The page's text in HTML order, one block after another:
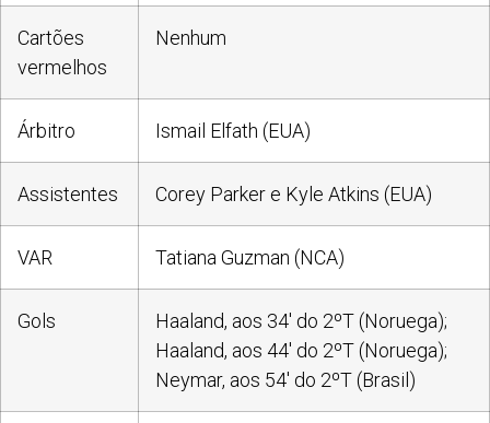
Cartões
vermelhos
Nenhum
Árbitro Ismail Elfath (EUA)
Assistentes Corey Parker e Kyle Atkins (EUA)
VAR Tatiana Guzman (NCA)
Gols
Haaland, aos 34′ do 2ºT (Noruega);
Haaland, aos 44′ do 2ºT (Noruega);
Neymar, aos 54′ do 2ºT (Brasil)